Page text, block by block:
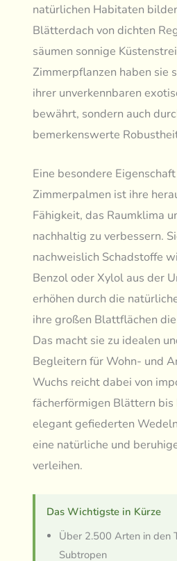
natürlichen Habitaten
Blätterdach von dichten
säumen sonnige
Zimmerpflanzen haben sie
ihrer unverkennbaren
bewährt, sondern auch
bemerkenswerte
Eine besondere
Zimmerpalmen ist ihre
Fähigkeit, das Raumklima
nachhaltig zu verbessern.
nachweislich Schadstoffe
Benzol oder Xylol aus der
erhöhen durch die
ihre großen Blattflächen
Das macht sie zu idealen
Begleitern für Wohn- und
Wuchs reicht dabei von
fächerförmigen Blättern bis
elegant gefiederten
eine natürliche und
verleihen.
Das Wichtigste in Kürze
Über 2.500 Arten in den
Subtropen